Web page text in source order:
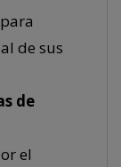
de sus
de
el